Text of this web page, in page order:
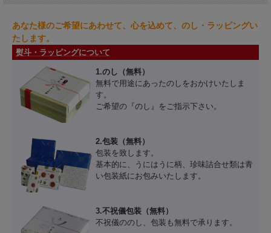
あなた様のご希望にあわせて、心を込めて、のし・ラッピングい
たします。
熨斗・ラッピングについて
1.のし（無料）
無料で用途にあったのしをおかけいたしま
す。
ご希望の『のし』をご指示下さい。
2.包装（無料）
包装を致します。
基本的に、うにはうに柄、珍味詰合せ類は青
い包装紙にお包みいたします。
3.不祝儀包装（無料）
不祝儀ののし、包装も無料で承ります。